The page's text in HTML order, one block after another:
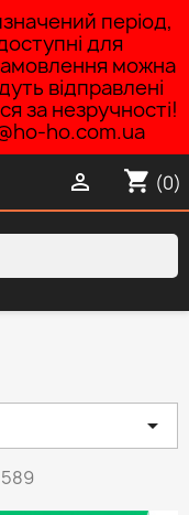
період,
для
можна
відправлені
за незручності!
ho.com.ua
shopping_cart (0)

